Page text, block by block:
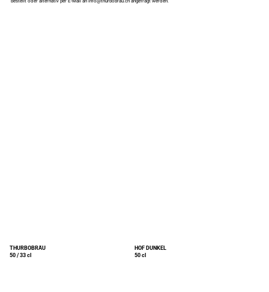
THURBOBRÄU
50 / 33 cl
HOF DUNKEL
50 cl